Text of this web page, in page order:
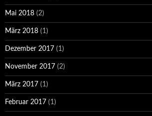
Mai 2018 (2)
März 2018 (1)
Dezember 2017 (1)
November 2017 (2)
März 2017 (1)
Februar 2017 (1)